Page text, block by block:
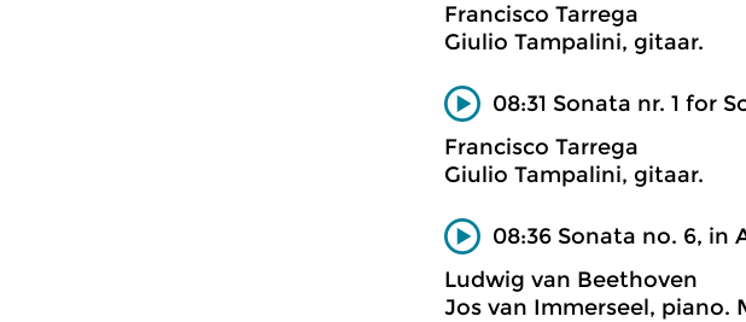
Francisco Tarrega
Giulio Tampalini, gitaar.
08:31 Sonata nr. 1 for
Francisco Tarrega
Giulio Tampalini, gitaar.
08:36 Sonata no. 6, in
Ludwig van Beethoven
Jos van Immerseel, piano.